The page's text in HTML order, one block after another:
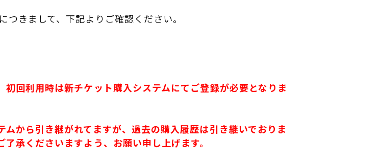
きまして、下記よりご確認ください。
回利用時は新チケット購入システムにてご登録が必要となりま
から引き継がれてますが、過去の購入履歴は引き継いでおりま
承くださいますよう、お願い申し上げます。